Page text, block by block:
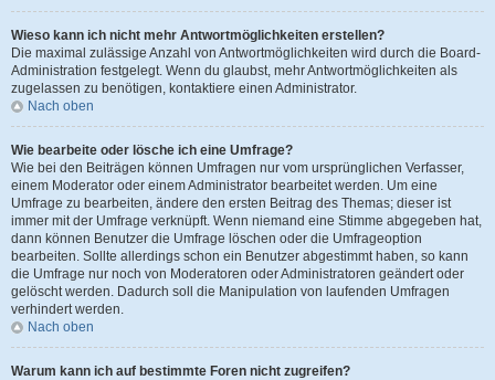
Wieso kann ich nicht mehr Antwortmöglichkeiten erstellen?
Die maximal zulässige Anzahl von Antwortmöglichkeiten wird durch die Board-
Administration festgelegt. Wenn du glaubst, mehr Antwortmöglichkeiten als
zugelassen zu benötigen, kontaktiere einen Administrator.
Nach oben
Wie bearbeite oder lösche ich eine Umfrage?
Wie bei den Beiträgen können Umfragen nur vom ursprünglichen Verfasser,
einem Moderator oder einem Administrator bearbeitet werden. Um eine
Umfrage zu bearbeiten, ändere den ersten Beitrag des Themas; dieser ist
immer mit der Umfrage verknüpft. Wenn niemand eine Stimme abgegeben hat,
dann können Benutzer die Umfrage löschen oder die Umfrageoption
bearbeiten. Sollte allerdings schon ein Benutzer abgestimmt haben, so kann
die Umfrage nur noch von Moderatoren oder Administratoren geändert oder
gelöscht werden. Dadurch soll die Manipulation von laufenden Umfragen
verhindert werden.
Nach oben
Warum kann ich auf bestimmte Foren nicht zugreifen?